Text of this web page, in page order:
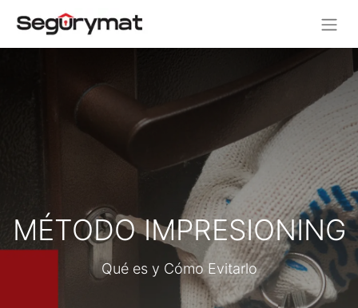
MÉTODO IMPRESIONING
Qué es y Cómo Evitarlo